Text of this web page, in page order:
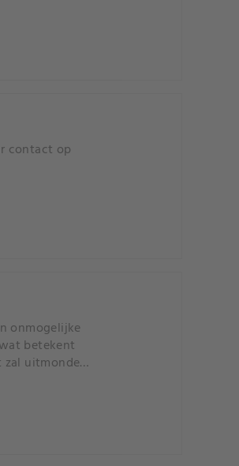
contact op
onmogelijke
betekent
zal uitmonden